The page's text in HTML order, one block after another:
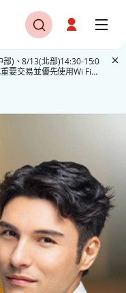
部)、8/13(北部)14:30-15:0
要交易並優先使用Wi Fi或